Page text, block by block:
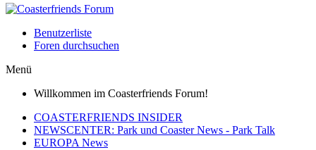
Benutzerliste
Foren durchsuchen
Menü
Willkommen im Coasterfriends Forum!
COASTERFRIENDS INSIDER
NEWSCENTER: Park und Coaster News - Park Talk
EUROPA News